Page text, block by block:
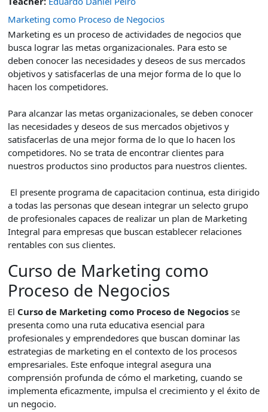
Marketing como Proceso de Negocios
Marketing es un proceso de actividades de negocios que
busca lograr las metas organizacionales. Para esto se
deben conocer las necesidades y deseos de sus mercados
objetivos y satisfacerlas de una mejor forma de lo que lo
hacen los competidores.
Para alcanzar las metas organizacionales, se deben conocer
las necesidades y deseos de sus mercados objetivos y
satisfacerlas de una mejor forma de lo que lo hacen los
competidores. No se trata de encontrar clientes para
nuestros productos sino productos para nuestros clientes.
El presente programa de capacitacion continua, esta dirigido
a todas las personas que desean integrar un selecto grupo
de profesionales capaces de realizar un plan de Marketing
Integral para empresas que buscan establecer relaciones
rentables con sus clientes.
Curso de Marketing como
Proceso de Negocios
El Curso de Marketing como Proceso de Negocios se
presenta como una ruta educativa esencial para
profesionales y emprendedores que buscan dominar las
estrategias de marketing en el contexto de los procesos
empresariales. Este enfoque integral asegura una
comprensión profunda de cómo el marketing, cuando se
implementa eficazmente, impulsa el crecimiento y el éxito de
un negocio.